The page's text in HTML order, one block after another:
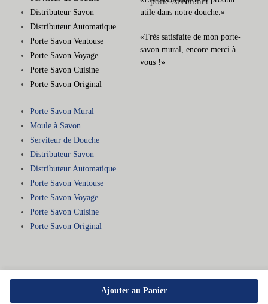
Ajouter au Panier
Distributeur Savon
Distributeur Automatique
Porte Savon Ventouse
Porte Savon Voyage
Porte Savon Cuisine
Porte Savon Original
Porte Savon Mural
Moule à Savon
Serviteur de Douche
Distributeur Savon
Distributeur Automatique
Porte Savon Ventouse
Porte Savon Voyage
Porte Savon Cuisine
Porte Savon Original
utile dans notre douche.»
«Très satisfaite de mon porte-
savon mural, encore merci à
vous !»